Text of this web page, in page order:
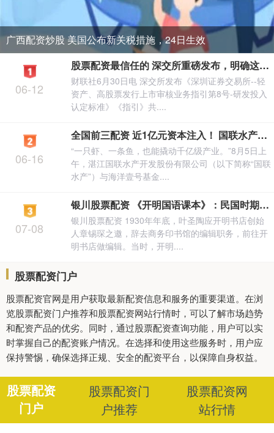
广西配资炒股 美国公布新关税措施，24日生效
股票配资最信任的 深交所重磅发布，明确这些内容→
财联社6月30日电 深交所发布《深圳证券交易所--轻
资产、高股票发行上市审核业务指引第8号-研发投入
认定标准》《指引》共....
06-12
全国前三配资 近1亿元资本注入！ 国联水产携手海洋壹号基金打造“海洋牧场2.0”
“一只虾、一条鱼，也能撬动千亿级产业。”8月5日上
午，湛江国联水产开发股份有限公司（以下简称“国联
水产”）与海洋壹号基金....
06-16
银川股票配资 《开明国语课本》：民国时期的“爆款”儿童刊物
银川股票配资 1930年年底，叶圣陶应开明书店创始
人章锡琛之邀，辞去商务印书馆的编辑职务，前往开
明书店做编辑。当时，开明....
07-08
股票配资门户
股票配资官网是用户获取最新配资信息和服务的重要渠道。在浏
览股票配资门户推荐和股票配资网站行情时，可以了解市场趋势
和配资产品的优劣。同时，通过股票配资查询功能，用户可以实
时掌握自己的配资账户情况。在选择和使用这些服务时，用户应
保持警惕，确保选择正规、安全的配资平台，以保障自身权益。
股票配资
门户
股票配资门
户推荐
股票配资网
站行情